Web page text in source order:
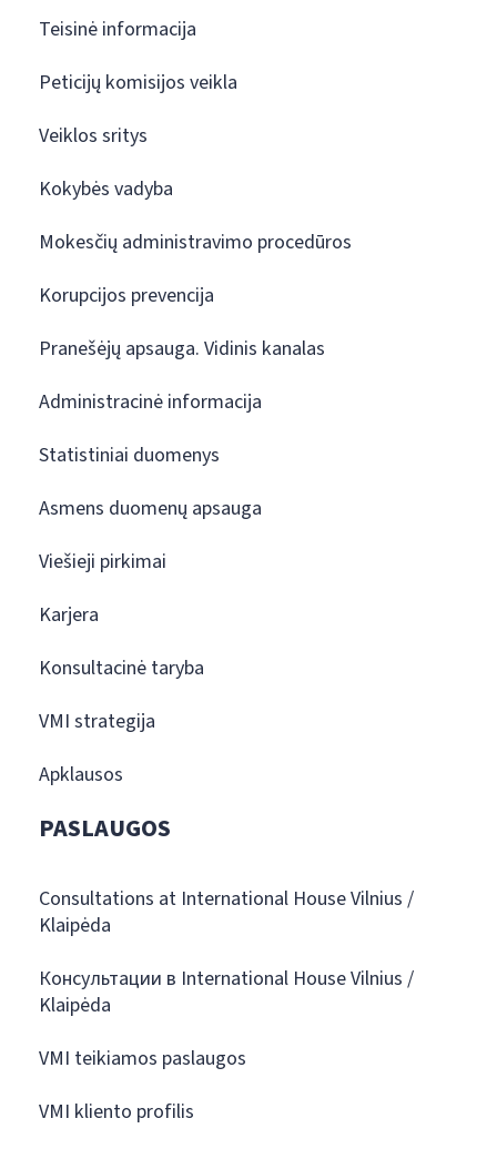
Teisinė informacija
Peticijų komisijos veikla
Veiklos sritys
Kokybės vadyba
Mokesčių administravimo procedūros
Korupcijos prevencija
Pranešėjų apsauga. Vidinis kanalas
Administracinė informacija
Statistiniai duomenys
Asmens duomenų apsauga
Viešieji pirkimai
Karjera
Konsultacinė taryba
VMI strategija
Apklausos
PASLAUGOS
Consultations at International House Vilnius /
Klaipėda
Консультации в International House Vilnius /
Klaipėda
VMI teikiamos paslaugos
VMI kliento profilis